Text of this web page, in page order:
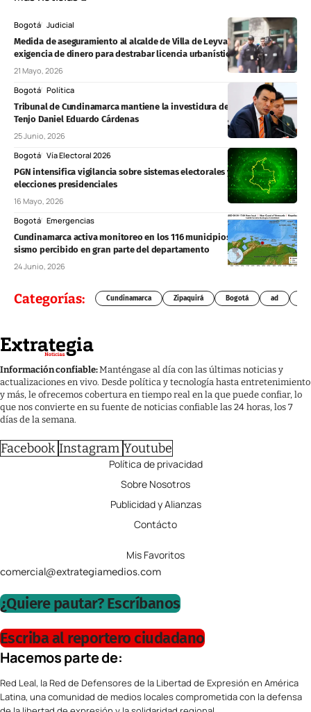
Bogotá Judicial
Medida de aseguramiento al alcalde de Villa de Leyva por presunta
exigencia de dinero para destrabar licencia urbanística
21 Mayo, 2026
Bogotá Política
Tribunal de Cundinamarca mantiene la investidura del concejal de
Tenjo Daniel Eduardo Cárdenas
25 Junio, 2026
Bogotá Vía Electoral 2026
PGN intensifica vigilancia sobre sistemas electorales y simulacros para
elecciones presidenciales
16 Mayo, 2026
Bogotá Emergencias
Cundinamarca activa monitoreo en los 116 municipios tras fuerte
sismo percibido en gran parte del departamento
24 Junio, 2026
Categorías: Cundinamarca Zipaquirá Bogotá ad
Información confiable:Manténgase al día con las últimas noticias y
actualizaciones en vivo. Desde política y tecnología hasta entretenimiento
y más, le ofrecemos cobertura en tiempo real en la que puede confiar, lo
que nos convierte en su fuente de noticias confiable las 24 horas, los 7
días de la semana.
Facebook Instagram Youtube
Política de privacidad
Sobre Nosotros
Publicidad y Alianzas
Contácto
Mis Favoritos
comercial@extrategiamedios.com
¿Quiere pautar? Escríbanos
Escriba al reportero ciudadano
Hacemos parte de:
Red Leal, la Red de Defensores de la Libertad de Expresión en América
Latina, una comunidad de medios locales comprometida con la defensa